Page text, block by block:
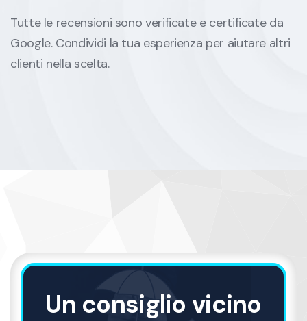
Tutte le recensioni sono verificate e certificate da
Google. Condividi la tua esperienza per aiutare altri
clienti nella scelta.
Un consiglio vicino